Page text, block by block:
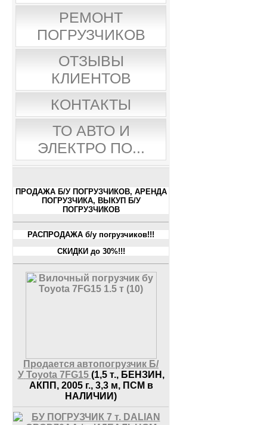
РЕМОНТ
ПОГРУЗЧИКОВ
ОТЗЫВЫ
КЛИЕНТОВ
КОНТАКТЫ
ТО АВТО И
ЭЛЕКТРО ПО...
ПРОДАЖА Б/У ПОГРУЗЧИКОВ, АРЕНДА
ПОГРУЗЧИКА, ВЫКУП Б/У
ПОГРУЗЧИКОВ
РАСПРОДАЖА б/у погрузчиков!!!
СКИДКИ до 30%!!!
Продается автопогрузчик Б/
У Toyota 7FG15 (1,5 т., БЕНЗИН,
АКПП, 2005 г., 3,3 м, ПСМ в
НАЛИЧИИ)